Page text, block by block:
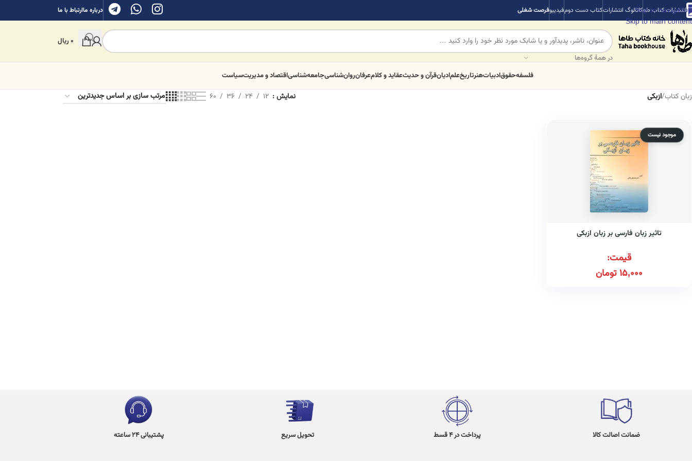
Skip to navigation
Skip to main content
انتشارات کتاب طهکاتالوگ انتشاراتکتاب دست دومفیدیبوفرصت شغلی درباره ماارتباط با ما
در همهٔ گروه‌ها
0ریال
فلسفهحقوقادبیاتهنرتاریخعلمادیانقرآن و حدیثعقاید و کلامعرفانروان‌شناسیجامعه‌شناسیاقتصاد و مدیریتسیاست
زبان کتاب/ازبکی نمایش 12
24
36
60
موجود نیست
تاثیر زبان فارسی بر زبان ازبکی
قیمت:
15,000تومان
ضمانت اصالت کالا پرداخت در 4 قسط تحویل سریع پشتیبانی 24 ساعته